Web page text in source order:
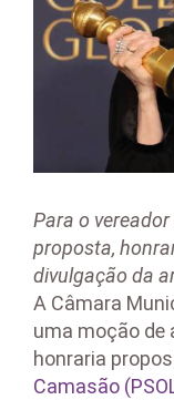
Para o
proposta,
divulgação da
A Câmara
uma moção de
honraria
Camasão